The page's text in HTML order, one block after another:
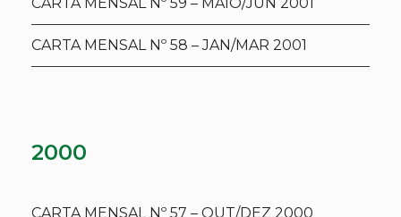
CARTA MENSAL Nº 58 – JAN/MAR 2001
2000
CARTA MENSAL Nº 57 – OUT/DEZ 2000